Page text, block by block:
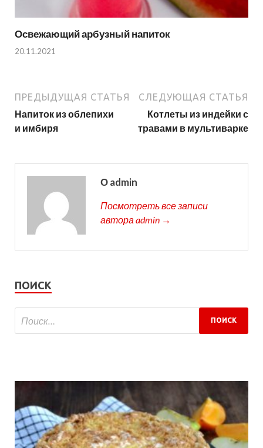
Освежающий арбузный напиток
20.11.2021
ПРЕДЫДУЩАЯ СТАТЬЯ
Напиток из облепихи
и имбиря
СЛЕДУЮЩАЯ СТАТЬЯ
Котлеты из индейки с
травами в мультиварке
О admin
Посмотреть все записи
автора admin →
ПОИСК